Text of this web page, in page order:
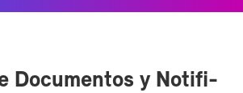
Do­cu­men­tos y No­ti­fi­